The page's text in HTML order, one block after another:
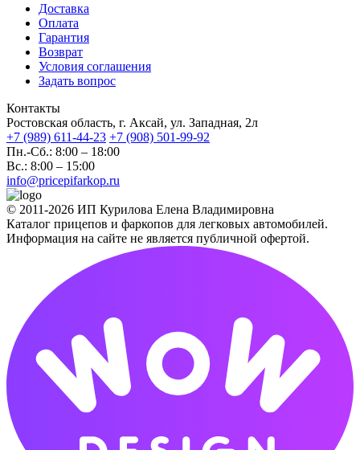
Доставка
Оплата
Гарантия
Возврат
Условия соглашения
Задать вопрос
Контакты
Ростовская область, г. Аксай, ул. Западная, 2л
+7 (989) 611-44-23 +7 (908) 501-99-92
Пн.-Сб.: 8:00 – 18:00
Вс.: 8:00 – 15:00
info@pricepifarkop.ru
© 2011-2026 ИП Курилова Елена Владимировна
Каталог прицепов и фаркопов для легковых автомобилей.
Информация на сайте не является публичной офертой.